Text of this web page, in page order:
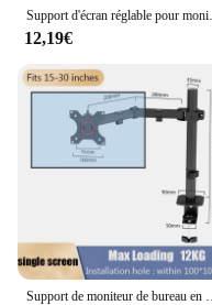
Support d'écran réglable
12,19€
Support de moniteur de bureau en acier résistant à